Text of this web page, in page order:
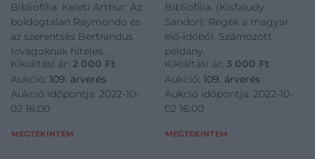
szerelmes tőrténete 7
képben avagy: a csalfa
Bertrandus Lovag
Házassága s Miképpen
Ejtették Tőrbe s
küldeték el a Nemes
Rajmondo
Bibliofília. Keleti Arthur: Az
boldogtalan Raymondo és
az szerentsés Bertrandus
lovagoknak hiteles
szerelmes tőrténete 7
képben avagy: a csalfa
Bertrandus Lovag
Házassága s Miképpen
a Nemes Rajmondo Lovag a
Kikiáltási ár: 2 000 Ft
Aukció: 109. árverés
Aukció időpontja: 2022-10-
02 16:00
MEGTEKINTEM
Bibliofília. (Kisfaludy
Sándor): Regék a magyar
elő-időből. Számozott
példány.
Kikiáltási ár: 3 000 Ft
Aukció: 109. árverés
Aukció időpontja: 2022-10-
02 16:00
MEGTEKINTEM